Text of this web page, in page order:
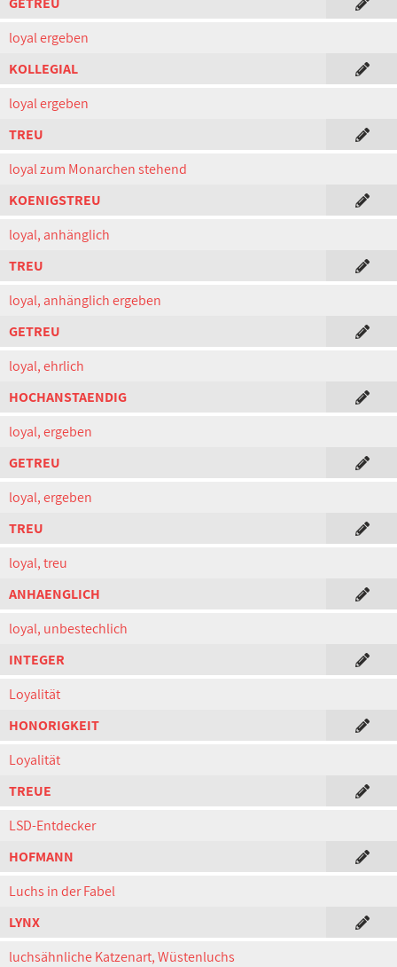
loyal ergeben
KOLLEGIAL
loyal ergeben
TREU
loyal zum Monarchen stehend
KOENIGSTREU
loyal, anhänglich
TREU
loyal, anhänglich ergeben
GETREU
loyal, ehrlich
HOCHANSTAENDIG
loyal, ergeben
GETREU
loyal, ergeben
TREU
loyal, treu
ANHAENGLICH
loyal, unbestechlich
INTEGER
Loyalität
HONORIGKEIT
Loyalität
TREUE
LSD-Entdecker
HOFMANN
Luchs in der Fabel
LYNX
luchsähnliche Katzenart, Wüstenluchs